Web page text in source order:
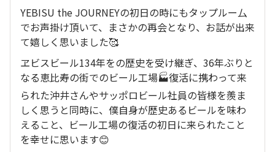
YEBISU the JOURNEYの初日の時にもタップルー厶
でお声掛け頂いて、まさかの再会となり、お話が出来
て嬉しく思いました🥰
ヱビスビール134年をの歴史を受け継ぎ、36年ぶりと
なる恵比寿の街でのビール工場🏭復活に携わって来
られた沖井さんやサッポロビール社員の皆様を羨ま
しく思うと同時に、僕自身が歴史あるビールを味わ
えること、ビール工場の復活の初日に来られたこと
を幸せに思います😊